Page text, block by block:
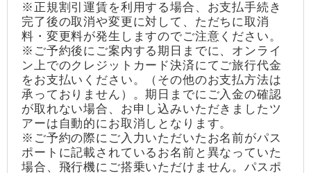
※正規割引運賃を利用する場合、お支払手続き
完了後の取消や変更に対して、ただちに取消
料・変更料が発生しますのでご注意ください。
※ご予約後にご案内する期日までに、オンライ
ン上でのクレジットカード決済にてご旅行代金
をお支払いください。（その他のお支払方法は
承っておりません）。期日までにご入金の確認
が取れない場合、お申し込みいただきましたツ
アーは自動的にお取消しとなります。
※ご予約の際にご入力いただいたお名前がパス
ポートに記載されているお名前と異なっていた
場合、飛行機にご搭乗いただけません。パスポ